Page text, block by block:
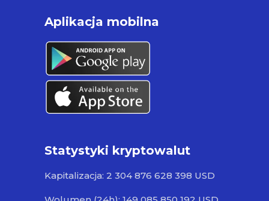
Aplikacja mobilna
Statystyki kryptowalut
Kapitalizacja: 2 304 876 628 398 USD